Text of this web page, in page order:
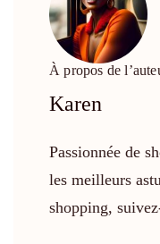
À propos de
Karen
Passionnée de
les meilleurs
shopping,